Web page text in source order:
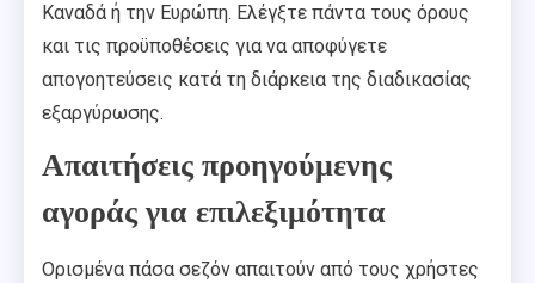
Καναδά ή την Ευρώπη. Ελέγξτε πάντα τους όρους
και τις προϋποθέσεις για να αποφύγετε
απογοητεύσεις κατά τη διάρκεια της διαδικασίας
εξαργύρωσης.
Απαιτήσεις προηγούμενης
αγοράς για επιλεξιμότητα
Ορισμένα πάσα σεζόν απαιτούν από τους χρήστες